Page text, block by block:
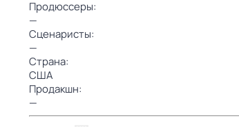
Продюссеры:
—
Сценаристы:
—
Страна:
США
Продакшн:
—